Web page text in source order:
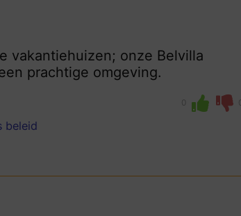
vakantiehuizen; onze Belvilla
prachtige omgeving.
0 0
beleid